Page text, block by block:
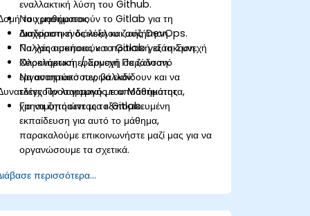
εναλλακτική λύση του Github.
Να χρησιμοποιούν το Gitlab για τη
διαχείριση ενός κύκλου ζωής DevOps.
Να χρησιμοποιούν το Gitlab για τη Συνεχή
Ολοκλήρωση / Συνεχή Παράδοση.
Να αναπτύσσουν, να εκδίδουν και να
ελέγχουν λογισμικό με αποδοτικότητα,
χρησιμοποιώντας το Gitlab.
του μαθήματος
Διαδραστική διάλεξη και συζήτηση.
Πολλές ασκήσεις και πρακτική εξάσκηση.
Χειρονακτική εφαρμογή σε ζωντανό
εργαστηριακό περιβάλλον.
Προσαρμογής του Μαθήματος
Για να ζητήσετε μια εξατομικευμένη
εκπαίδευση για αυτό το μάθημα,
παρακαλούμε επικοινωνήστε μαζί μας για να
οργανώσουμε τα σχετικά.
Gitlab, επισκεφθείτε:
https://about.gitlab.com/
περισσότερα...